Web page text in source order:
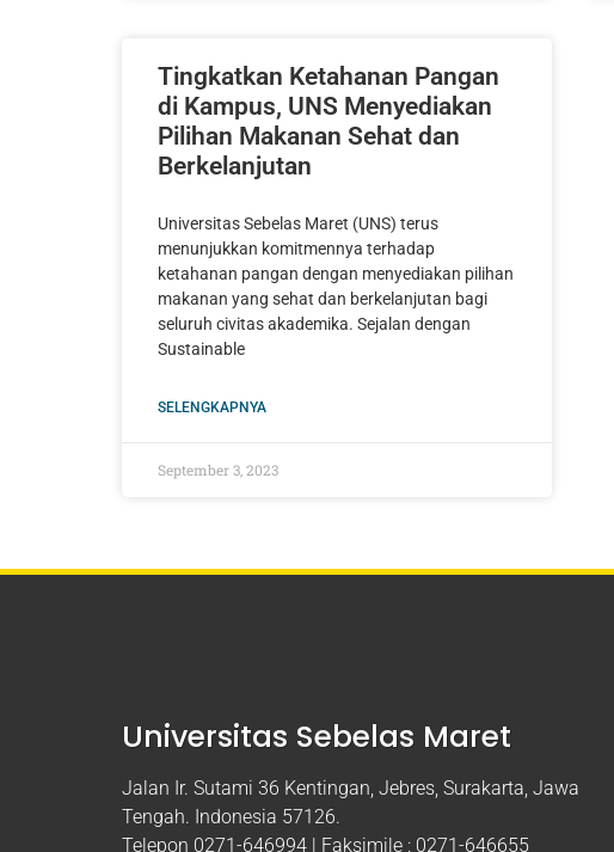
Tingkatkan Ketahanan Pangan
di Kampus, UNS Menyediakan
Pilihan Makanan Sehat dan
Berkelanjutan
Universitas Sebelas Maret (UNS) terus
menunjukkan komitmennya terhadap
ketahanan pangan dengan menyediakan pilihan
makanan yang sehat dan berkelanjutan bagi
seluruh civitas akademika. Sejalan dengan
Sustainable
SELENGKAPNYA
September 3, 2023
Universitas Sebelas Maret
Jalan Ir. Sutami 36 Kentingan, Jebres, Surakarta, Jawa
Tengah. Indonesia 57126.
Telepon 0271-646994 | Faksimile : 0271-646655